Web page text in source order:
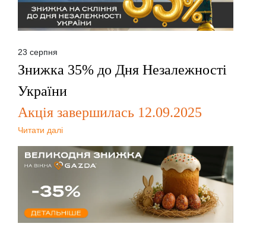
23 серпня
Знижка 35% до Дня Незалежності
України
Акція завершилась 12.09.2025
Читати далі